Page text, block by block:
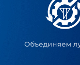
Объединяем